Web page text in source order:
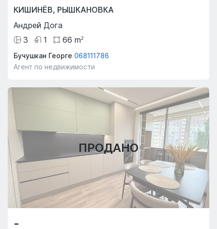
КИШИНЁВ, РЫШКАНОВКА
Андрей Дога
3
1 66 m2
Бучушкан Георге 068111786
Агент по недвижимости
ПРОДАНО
-